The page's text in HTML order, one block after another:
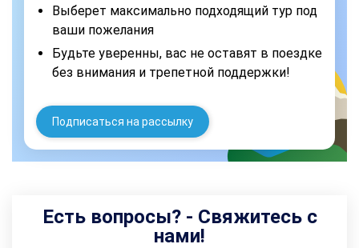
Выберет максимально подходящий тур под
ваши пожелания
Будьте уверенны, вас не оставят в поездке
без внимания и трепетной поддержки!
Подписаться на рассылку
Есть вопросы? - Свяжитесь с
нами!